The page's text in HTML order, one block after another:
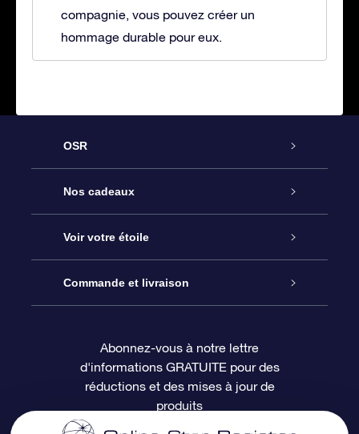
compagnie, vous pouvez créer un
hommage durable pour eux.
OSR
Service
À propos de l’OSR
Nous contacter
Questions fréquemment posées
Revues
Nos cadeaux
Cadeau d’étoile en ligne
Coffret cadeau OSR
Carte cadeau OSR
Voir votre étoile
Registre des étoiles
Page d’accueil personnalisée
Commande et livraison
Informations de paiement
Informations d’expédition
Abonnez-vous à notre lettre
d'informations GRATUITE pour des
réductions et des mises à jour de
produits